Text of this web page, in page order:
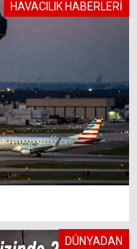
HAVACILIK HABERLERİ
DÜNYADAN